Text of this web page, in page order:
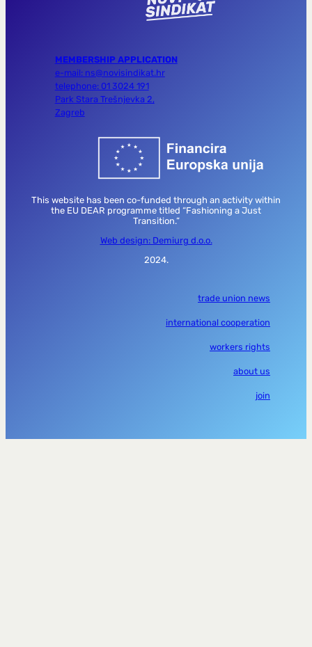
MEMBERSHIP APPLICATION
e-mail: ns@novisindikat.hr
telephone: 01 3024 191
Park Stara Trešnjevka 2,
Zagreb
This website has been co-funded through an activity within
the EU DEAR programme titled “Fashioning a Just
Transition.”
Web design: Demiurg d.o.o.
2024.
trade union news
international cooperation
workers rights
about us
join